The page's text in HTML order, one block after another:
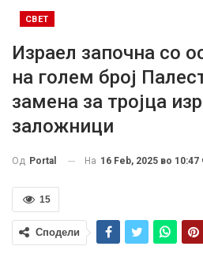
СВЕТ
Израел започна со
на голем број
замена за тројца
заложници
Од Portal На 16 Feb, 2025 во 10:47
15
Сподели